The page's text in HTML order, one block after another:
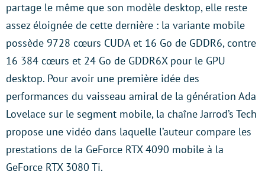
partage le même que son modèle desktop, elle reste
assez éloignée de cette dernière : la variante mobile
possède 9728 cœurs CUDA et 16 Go de GDDR6, contre
16 384 cœurs et 24 Go de GDDR6X pour le GPU
desktop. Pour avoir une première idée des
performances du vaisseau amiral de la génération Ada
Lovelace sur le segment mobile, la chaîne Jarrod’s Tech
propose une vidéo dans laquelle l’auteur compare les
prestations de la GeForce RTX 4090 mobile à la
GeForce RTX 3080 Ti.